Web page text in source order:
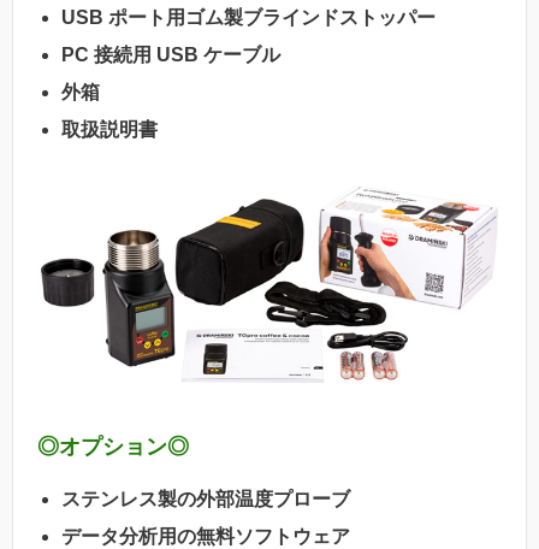
USB ポート用ゴム製ブラインドストッパー
PC 接続用 USB ケーブル
外箱
取扱説明書
◎オプション◎
ステンレス製の外部温度プローブ
データ分析用の無料ソフトウェア